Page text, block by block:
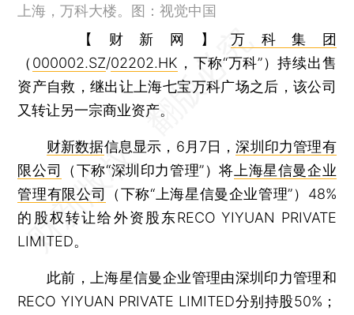
上海，万科大楼。图：视觉中国
【财新网】万科集团
（ 000002.SZ/02202.HK ，下称“万科”）持续出售
资产自救，继出让上海七宝万科广场之后，该公司
又转让另一宗商业资产。
财新数据信息显示，6月7日，深圳印力管理有
限公司
（下称“深圳印力管理”）将 上海星信曼企业
管理有限公司
（下称“上海星信曼企业管理”）48%
的股权转让给外资股东RECO YIYUAN PRIVATE
LIMITED。
此前，上海星信曼企业管理由深圳印力管理和
RECO YIYUAN PRIVATE LIMITED分别持股50%；